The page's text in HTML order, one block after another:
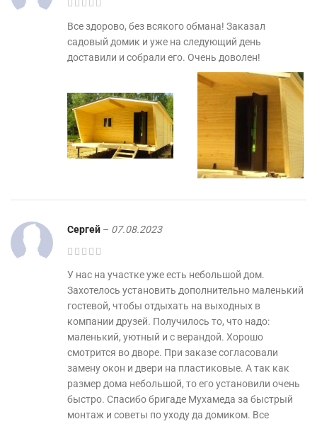
Все здорово, без всякого обмана! Заказал
садовый домик и уже на следующий день
доставили и собрали его. Очень доволен!
Сергей – 07.08.2023
У нас на участке уже есть небольшой дом.
Захотелось установить дополнительно маленький
гостевой, чтобы отдыхать на выходных в
компании друзей. Получилось то, что надо:
маленький, уютный и с верандой. Хорошо
смотрится во дворе. При заказе согласовали
замену окон и двери на пластиковые. А так как
размер дома небольшой, то его установили очень
быстро. Спасибо бригаде Мухамеда за быстрый
монтаж и советы по уходу да домиком. Все